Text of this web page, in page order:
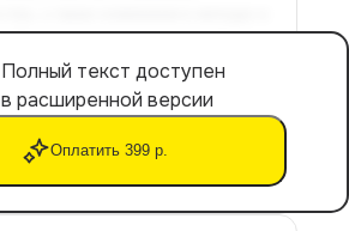
Полный текст доступен
в расширенной версии
Оплатить 399 р.